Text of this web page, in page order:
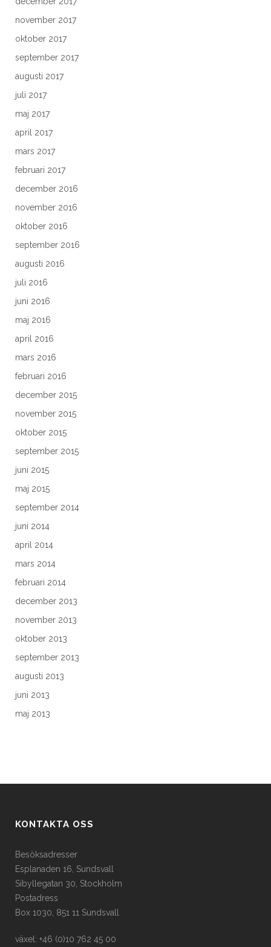
november 2017
oktober 2017
september 2017
augusti 2017
juli 2017
maj 2017
april 2017
mars 2017
februari 2017
december 2016
november 2016
oktober 2016
september 2016
augusti 2016
juli 2016
juni 2016
maj 2016
april 2016
mars 2016
februari 2016
december 2015
november 2015
oktober 2015
september 2015
juni 2015
maj 2015
september 2014
juni 2014
april 2014
mars 2014
februari 2014
december 2013
november 2013
oktober 2013
september 2013
augusti 2013
juni 2013
maj 2013
KONTAKTA OSS
Besöksadresser
Esplanaden 16, Sundsvall
Sibyllegatan 30, Stockholm
Postadress
Box 1030, 851 11 Sundsvall
växel: +46 (0)10 762 45 00